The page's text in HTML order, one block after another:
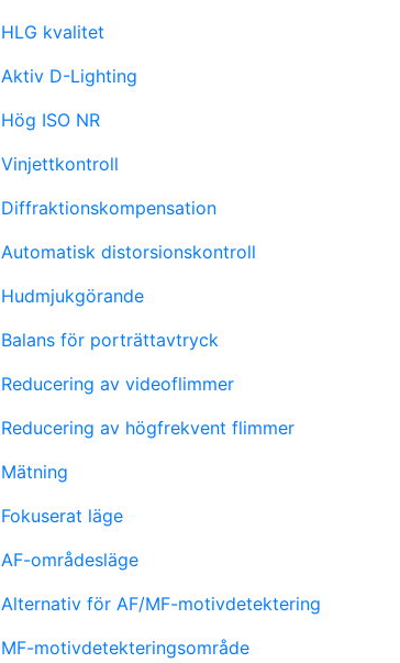
HLG kvalitet
Aktiv D-Lighting
Hög ISO NR
Vinjettkontroll
Diffraktionskompensation
Automatisk distorsionskontroll
Hudmjukgörande
Balans för porträttavtryck
Reducering av videoflimmer
Reducering av högfrekvent flimmer
Mätning
Fokuserat läge
AF-områdesläge
Alternativ för AF/MF-motivdetektering
MF-motivdetekteringsområde